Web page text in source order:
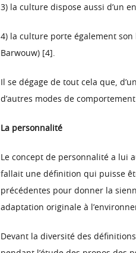
3) la culture dispose aussi d’un
4) la culture porte également
Barwouw) [4].
Il se dégage de tout cela que,
d’autres modes de
La personnalité
Le concept de personnalité a lui
fallait une définition qui puisse
précédentes pour donner la
adaptation originale à
Devant la diversité des